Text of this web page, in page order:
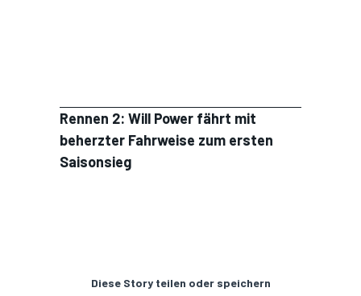
Rennen 2: Will Power fährt mit
beherzter Fahrweise zum ersten
Saisonsieg
Diese Story teilen oder speichern